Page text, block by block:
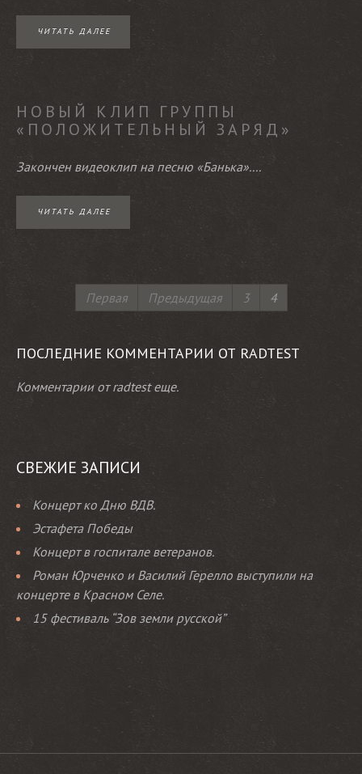
ЧИТАТЬ ДАЛЕЕ
НОВЫЙ КЛИП ГРУППЫ
«ПОЛОЖИТЕЛЬНЫЙ ЗАРЯД»
Закончен видеоклип на песню «Банька»....
ЧИТАТЬ ДАЛЕЕ
Первая Предыдущая 3 4
ПОСЛЕДНИЕ КОММЕНТАРИИ ОТ RADTEST
Комментарии от radtest еще.
СВЕЖИЕ ЗАПИСИ
Концерт ко Дню ВДВ.
Эстафета Победы
Концерт в госпитале ветеранов.
Роман Юрченко и Василий Герелло выступили на
концерте в Красном Селе.
15 фестиваль “Зов земли русской”